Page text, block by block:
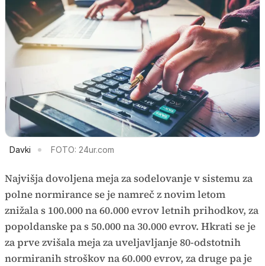
Davki FOTO: 24ur.com
Najvišja dovoljena meja za sodelovanje v sistemu za
polne normirance se je namreč z novim letom
znižala s 100.000 na 60.000 evrov letnih prihodkov, za
popoldanske pa s 50.000 na 30.000 evrov. Hkrati se je
za prve zvišala meja za uveljavljanje 80-odstotnih
normiranih stroškov na 60.000 evrov, za druge pa je